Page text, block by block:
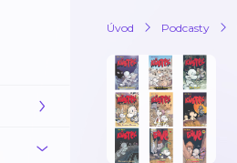
Úvod Podcasty